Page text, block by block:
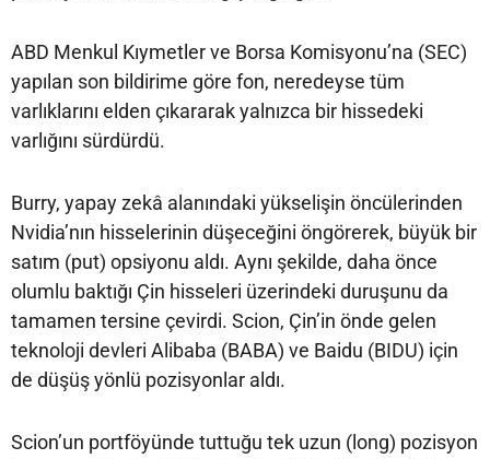
ABD Menkul Kıymetler ve Borsa Komisyonu’na (SEC)
yapılan son bildirime göre fon, neredeyse tüm
varlıklarını elden çıkararak yalnızca bir hissedeki
varlığını sürdürdü.
Burry, yapay zekâ alanındaki yükselişin öncülerinden
Nvidia’nın hisselerinin düşeceğini öngörerek, büyük bir
satım (put) opsiyonu aldı. Aynı şekilde, daha önce
olumlu baktığı Çin hisseleri üzerindeki duruşunu da
tamamen tersine çevirdi. Scion, Çin’in önde gelen
teknoloji devleri Alibaba (BABA) ve Baidu (BIDU) için
de düşüş yönlü pozisyonlar aldı.
Scion’un portföyünde tuttuğu tek uzun (long) pozisyon